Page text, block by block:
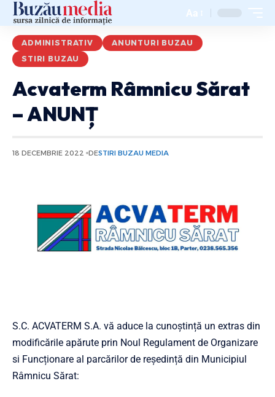
Aa
ADMINISTRATIV
ANUNTURI BUZAU
STIRI BUZAU
Acvaterm Râmnicu Sărat
– ANUNȚ
18 DECEMBRIE 2022 DESTIRI BUZAU MEDIA
S.C. ACVATERM S.A. vă aduce la cunoștință un extras din
modificările apărute prin Noul Regulament de Organizare
si Funcționare al parcărilor de reședință din Municipiul
Râmnicu Sărat: